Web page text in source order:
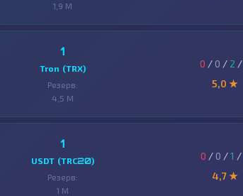
1,9 M
1
Tron (TRX)
Резерв:
4,5 M
0 / 0 / 2 /
5,0 ★
1
USDT (TRC20)
Резерв:
1 M
0 / 0 /1 /
4,7 ★